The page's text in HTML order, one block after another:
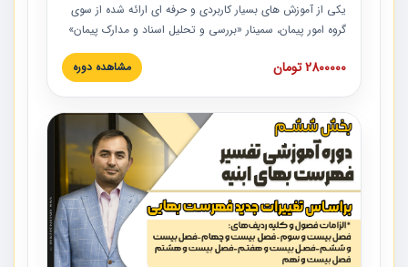
یکی از آموزش‏‏‏‏‏‏ های بسیار کاربردی و حرفه‏ ای ارائه شده از سوی
گروه امور پیمان، سمینار «بررسی و تحلیل اسناد و مدارک پیمان»
است که در دانشگاه صنعتی شریف ارائه شد. در این آموزش
نکات کلیدی مربوط به اسناد و مدارک پیمان، اولویت بندی اسناد
پیمان به همراه تجربیات عملی در این خصوص ارائه شده است.
2800000 تومان مشاهده دوره